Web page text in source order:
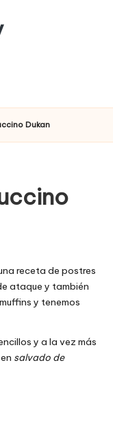
Dukan
receta de postres
ataque y también
y tenemos
y a la vez más
salvado de